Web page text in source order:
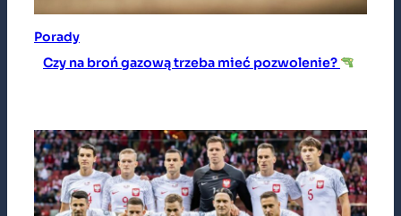
Porady
Czy na broń gazową trzeba mieć pozwolenie?